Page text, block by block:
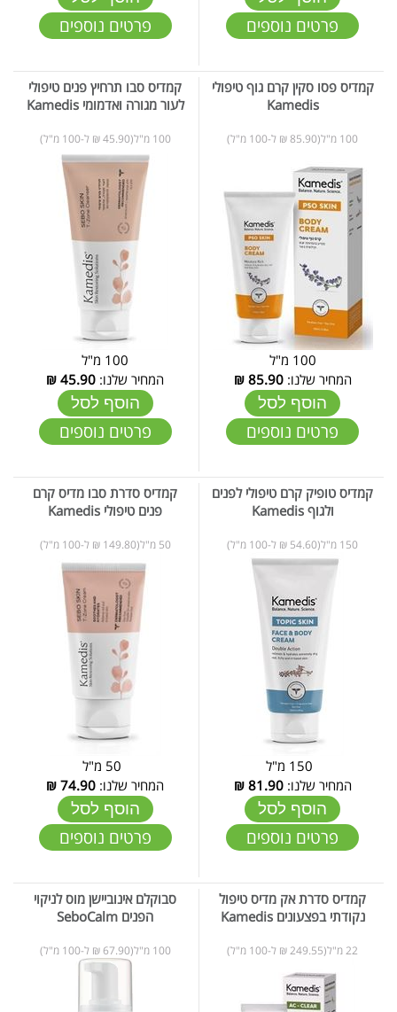
פרטים נוספים פרטים נוספים
קמדיס פסו סקין קרם גוף טיפולי
Kamedis
100 מ"ל(85.90 ₪ ל-100 מ"ל)
100 מ"ל
המחיר שלנו:85.90
₪
הוסף לסל
פרטים נוספים
קמדיס סבו תרחיץ פנים טיפולי
לעור מגורה ואדמומי Kamedis
100 מ"ל(45.90 ₪ ל-100 מ"ל)
100 מ"ל
המחיר שלנו: 45.90
₪
הוסף לסל
פרטים נוספים
קמדיס טופיק קרם טיפולי לפנים
ולגוף Kamedis
150 מ"ל(54.60 ₪ ל-100 מ"ל)
המחיר שלנו:81.90
₪
הוסף לסל
פרטים נוספים
קמדיס סדרת סבו מדיס קרם
פנים טיפולי Kamedis
50 מ"ל(149.80 ₪ ל-100 מ"ל)
המחיר שלנו: 74.90
₪
הוסף לסל
פרטים נוספים
קמדיס סדרת אק מדיס טיפול
נקודתי בפצעונים Kamedis
22 מ"ל(249.55 ₪ ל-100 מ"ל)
סבוקלם אינוביישן מוס לניקוי
הפנים SeboCalm
100 מ"ל(67.90 ₪ ל-100 מ"ל)